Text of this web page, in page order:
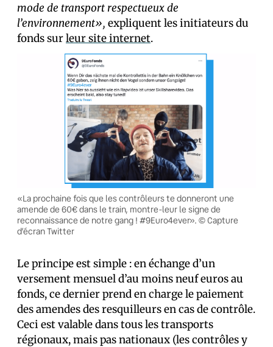
mode de transport respectueux de
l’environnement», expliquent les initiateurs du
fonds surleur site internet.
«La prochaine fois que les contrôleurs te donneront une
amende de 60€ dans le train, montre-leur le signe de
reconnaissance de notre gang ! #9Euro4ever». © Capture
d’écran Twitter
Le principe est simple : en échange d’un
versement mensuel d’au moins neuf euros au
fonds, ce dernier prend en charge le paiement
des amendes des resquilleurs en cas de contrôle.
Ceci est valable dans tous les transports
régionaux, mais pas nationaux (les contrôles y